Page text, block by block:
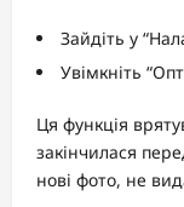
Зайдіть у
Увімкніть
Ця функція
закінчилася
нові фото, не